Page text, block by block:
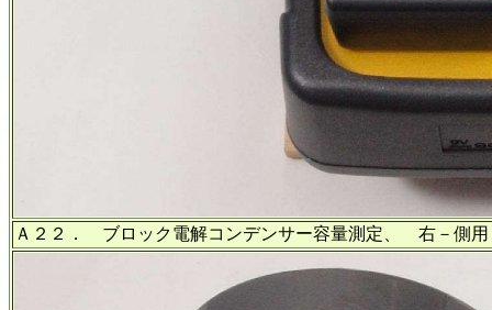
Ａ２２． ブロック電解コンデンサー容量測定、 右－側用